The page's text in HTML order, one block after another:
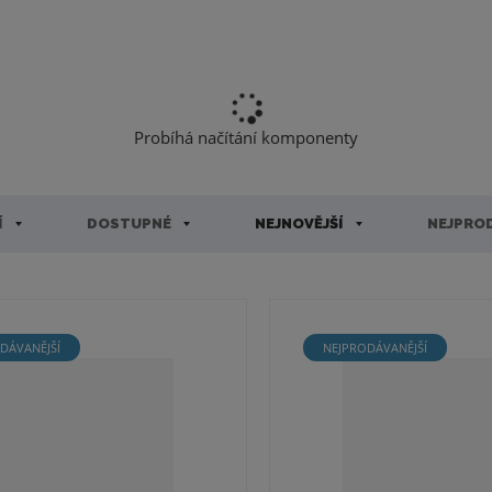
Probíhá načítání komponenty
DOSTUPNÉ NEJNOVĚJŠÍ
NEJPRODÁVANĚJŠÍ